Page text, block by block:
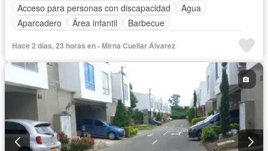
Acceso para personas con discapacidad
Agua
Aparcadero
Área infantil
Barbecue
Cuarto de servicio
Depósito
Electricidad Estudio Gas natural
Gimnasio
Internet
Jacuzzi Jardín
Piscina
Vigilante
Sauna Seguridad privada
Hace 2 días, 23 horas en - Mirna Cuellar Álvarez